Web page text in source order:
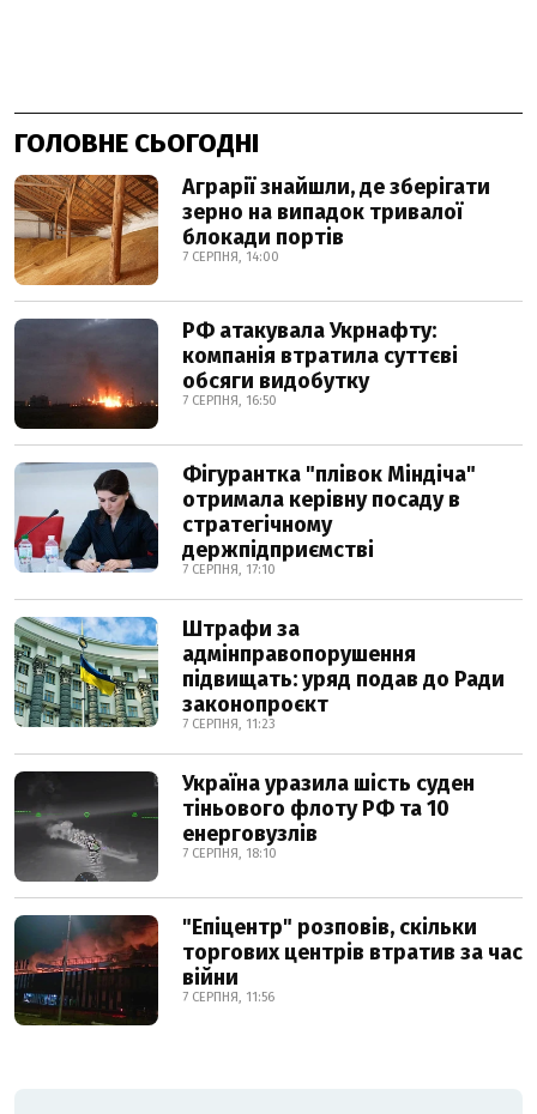
ГОЛОВНЕ СЬОГОДНІ
Аграрії знайшли, де зберігати
зерно на випадок тривалої
блокади портів
7 СЕРПНЯ, 14:00
РФ атакувала Укрнафту:
компанія втратила суттєві
обсяги видобутку
7 СЕРПНЯ, 16:50
Фігурантка "плівок Міндіча"
отримала керівну посаду в
стратегічному
держпідприємстві
7 СЕРПНЯ, 17:10
Штрафи за
адмінправопорушення
підвищать: уряд подав до Ради
законопроєкт
7 СЕРПНЯ, 11:23
Україна уразила шість суден
тіньового флоту РФ та 10
енерговузлів
7 СЕРПНЯ, 18:10
"Епіцентр" розповів, скільки
торгових центрів втратив за час
війни
7 СЕРПНЯ, 11:56